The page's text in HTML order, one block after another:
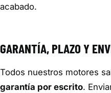
acabado.
GARANTÍA, PLAZO Y
Todos nuestros motores
garantía por escrito.